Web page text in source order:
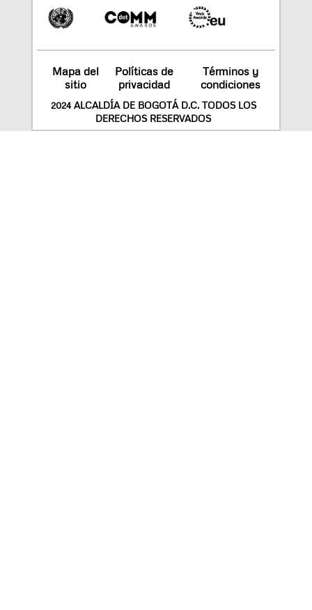
Mapa del
sitio
Políticas de
privacidad
Términos y
condiciones
2024 ALCALDÍA DE BOGOTÁ D.C. TODOS LOS
DERECHOS RESERVADOS